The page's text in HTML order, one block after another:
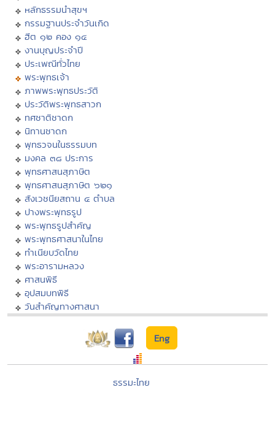
หลักธรรมนำสุขฯ
กรรมฐานประจำวันเกิด
ฮีต ๑๒ คอง ๑๔
งานบุญประจำปี
ประเพณีทั่วไทย
พระพุทธเจ้า
ภาพพระพุทธประวัติ
ประวัติพระพุทธสาวก
ทศชาติชาดก
นิทานชาดก
พุทธวจนในธรรมบท
มงคล ๓๘ ประการ
พุทธศาสนสุภาษิต
พุทธศาสนสุภาษิต ๖๒๑
สังเวชนียสถาน ๔ ตำบล
ปางพระพุทธรูป
พระพุทธรูปสำคัญ
พระพุทธศาสนาในไทย
ทำเนียบวัดไทย
พระอารามหลวง
ศาสนพิธี
อุปสมบทพิธี
วันสำคัญทางศาสนา
Eng
ธรรมะไทย